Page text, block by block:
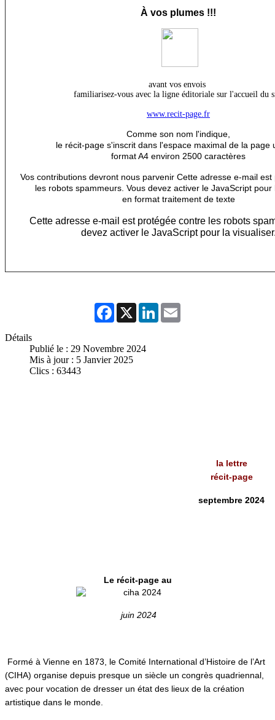
À vos plumes !!!
avant vos envois
familiarisez-vous avec la ligne éditoriale sur l'accueil du
www.recit-page.fr
Comme son nom l'indique,
le récit-page s'inscrit dans l'espace maximal de la page
format A4 environ 2500 caractères
Vos contributions devront nous parvenir Cette adresse e-mail
les robots spammeurs. Vous devez activer le JavaScript pour
en format traitement de texte
Cette adresse e-mail est protégée contre les robots
devez activer le JavaScript pour la
Facebook
X LinkedIn
Détails
Publié le : 29 Novembre 2024
Mis à jour : 5 Janvier 2025
Clics : 63443
la lettre
récit-page
septembre 2024
Le récit-page au
juin 2024
Formé à Vienne en 1873, le Comité International d’Histoire de l’Art
(CIHA) organise depuis presque un siècle un congrès quadriennal,
avec pour vocation de dresser un état des lieux de la création
artistique dans le monde.